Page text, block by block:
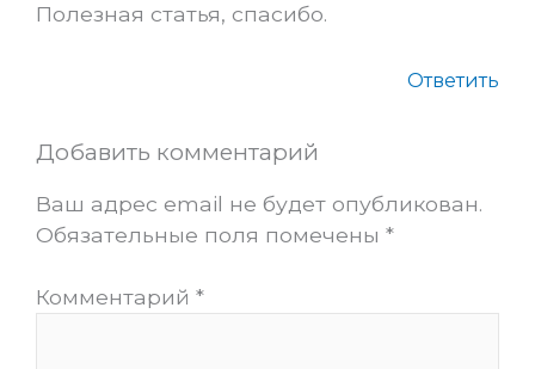
Полезная статья, спасибо.
Ответить
Добавить комментарий
Ваш адрес email не будет опубликован.
Обязательные поля помечены *
Комментарий *